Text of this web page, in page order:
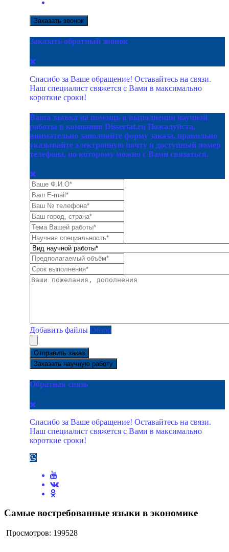
Заказать звонок
Заказать обратный звонок
Спасибо за Ваше обращение! Оставайтесь на связи.
Наш специалист свяжется с Вами в максимально
короткие сроки!
Ваша заявка на помощь в выполнении научной
работы в компании Dissertat.ru Пожалуйста,
внимательно заполняйте форму заказа, правильно
указывайте электронную почту и доступный номер
телефона, по которому можно с Вами связаться.
Добавить файлы Обзор
Отправить заказ
Заказать научную работу
Обратная связь
Спасибо за Ваше обращение! Оставайтесь на связи.
Наш специалист свяжется с Вами в максимально
короткие сроки!
Самые востребованные языки в экономике
Просмотров: 199528